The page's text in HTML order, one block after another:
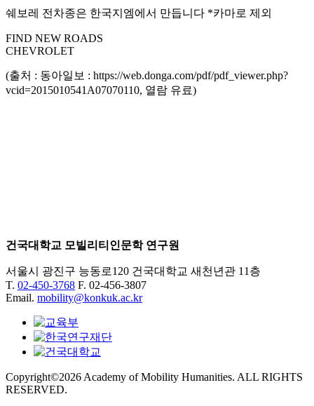
쉐보레 전차종은 한국지엠에서 만듭니다 *카마로 제외
FIND NEW ROADS
CHEVROLET
(출처 : 동아일보 : https://web.donga.com/pdf/pdf_viewer.php?
vcid=2015010541A07070110, 열람 유료)
건국대학교 모빌리티인문학 연구원
서울시 광진구 능동로120 건국대학교 새천년관 11층
T. 02-450-3768 F. 02-456-3807
Email. mobility@konkuk.ac.kr
Copyright©2026 Academy of Mobility Humanities. ALL RIGHTS
RESERVED.